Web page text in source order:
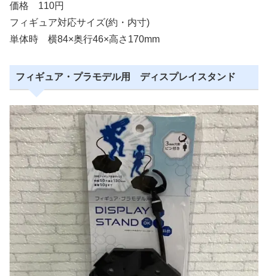
価格 110円
フィギュア対応サイズ(約・内寸)
単体時 横84×奥行46×高さ170mm
フィギュア・プラモデル用 ディスプレイスタンド